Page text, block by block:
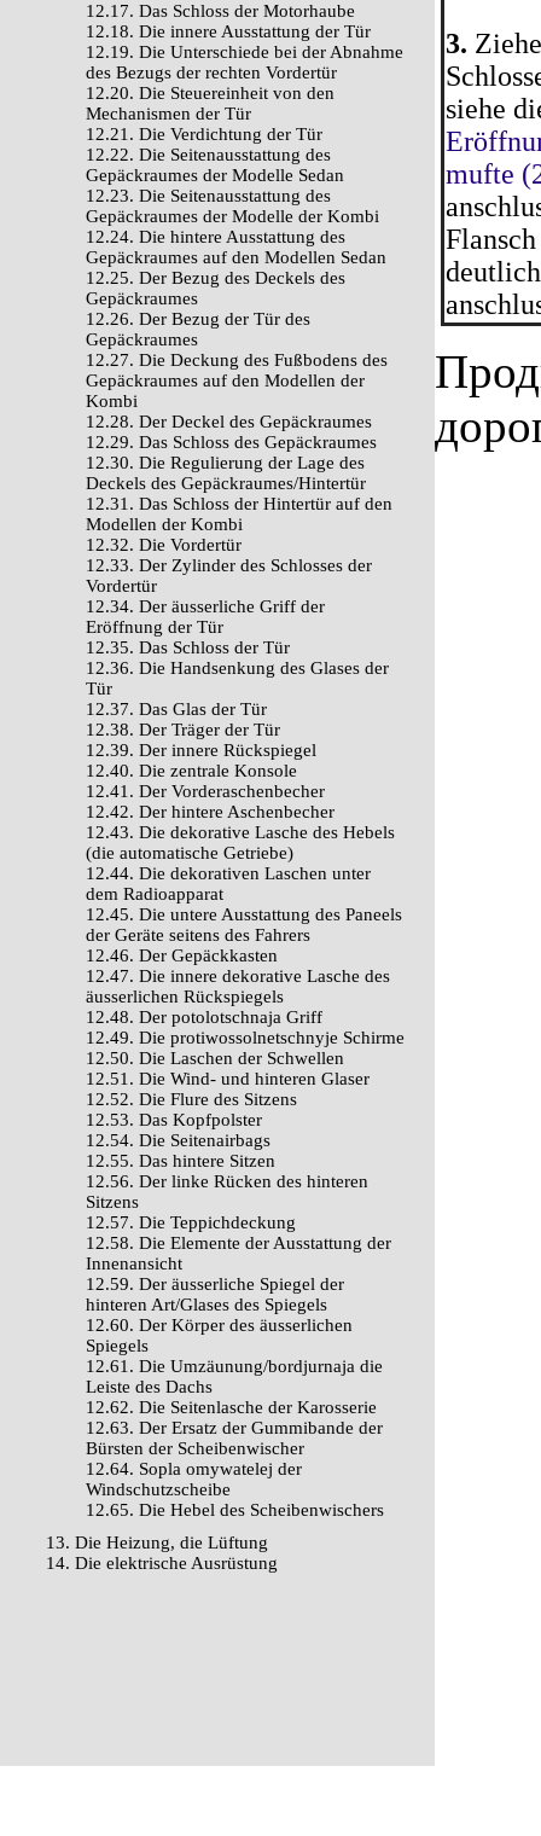
12.17. Das Schloss der Motorhaube
12.18. Die innere Ausstattung der Tür
12.19. Die Unterschiede bei der Abnahme
des Bezugs der rechten Vordertür
12.20. Die Steuereinheit von den
Mechanismen der Tür
12.21. Die Verdichtung der Tür
12.22. Die Seitenausstattung des
Gepäckraumes der Modelle Sedan
12.23. Die Seitenausstattung des
Gepäckraumes der Modelle der Kombi
12.24. Die hintere Ausstattung des
Gepäckraumes auf den Modellen Sedan
12.25. Der Bezug des Deckels des
Gepäckraumes
12.26. Der Bezug der Tür des
Gepäckraumes
12.27. Die Deckung des Fußbodens des
Gepäckraumes auf den Modellen der
Kombi
12.28. Der Deckel des Gepäckraumes
12.29. Das Schloss des Gepäckraumes
12.30. Die Regulierung der Lage des
Deckels des Gepäckraumes/Hintertür
12.31. Das Schloss der Hintertür auf den
Modellen der Kombi
12.32. Die Vordertür
12.33. Der Zylinder des Schlosses der
Vordertür
12.34. Der äusserliche Griff der
Eröffnung der Tür
12.35. Das Schloss der Tür
12.36. Die Handsenkung des Glases der
Tür
12.37. Das Glas der Tür
12.38. Der Träger der Tür
12.39. Der innere Rückspiegel
12.40. Die zentrale Konsole
12.41. Der Vorderaschenbecher
12.42. Der hintere Aschenbecher
12.43. Die dekorative Lasche des Hebels
(die automatische Getriebe)
12.44. Die dekorativen Laschen unter
dem Radioapparat
12.45. Die untere Ausstattung des Paneels
der Geräte seitens des Fahrers
12.46. Der Gepäckkasten
12.47. Die innere dekorative Lasche des
äusserlichen Rückspiegels
12.48. Der potolotschnaja Griff
12.49. Die protiwossolnetschnyje Schirme
12.50. Die Laschen der Schwellen
12.51. Die Wind- und hinteren Glaser
12.52. Die Flure des Sitzens
12.53. Das Kopfpolster
12.54. Die Seitenairbags
12.55. Das hintere Sitzen
12.56. Der linke Rücken des hinteren
Sitzens
12.57. Die Teppichdeckung
12.58. Die Elemente der Ausstattung der
Innenansicht
12.59. Der äusserliche Spiegel der
hinteren Art/Glases des Spiegels
12.60. Der Körper des äusserlichen
Spiegels
12.61. Die Umzäunung/bordjurnaja die
Leiste des Dachs
12.62. Die Seitenlasche der Karosserie
12.63. Der Ersatz der Gummibande der
Bürsten der Scheibenwischer
12.64. Sopla omywatelej der
Windschutzscheibe
12.65. Die Hebel des Scheibenwischers
13. Die Heizung, die Lüftung
14. Die elektrische Ausrüstung
3.
siehe
mufte